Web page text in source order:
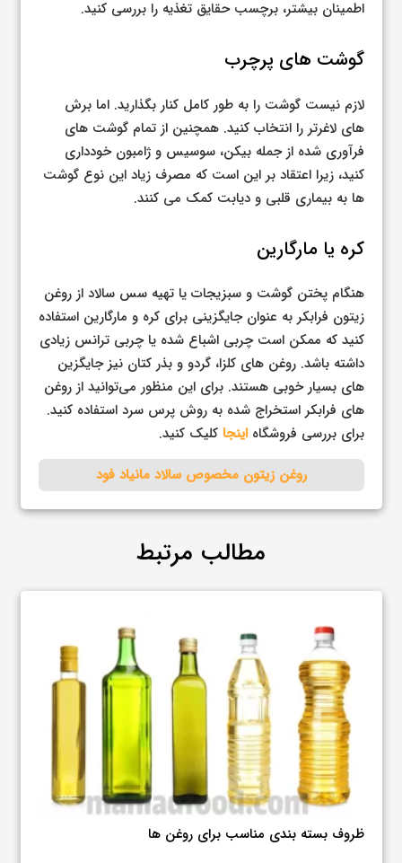
اطمینان بیشتر، برچسب حقایق تغذیه را بررسی کنید.
گوشت های پرچرب
لازم نیست گوشت را به طور کامل کنار بگذارید. اما برش
های لاغرتر را انتخاب کنید. همچنین از تمام گوشت های
فرآوری شده از جمله بیکن، سوسیس و ژامبون خودداری
کنید، زیرا اعتقاد بر این است که مصرف زیاد این نوع گوشت
ها به بیماری قلبی و دیابت کمک می کنند.
کره یا مارگارین
هنگام پختن گوشت و سبزیجات یا تهیه سس سالاد از روغن
زیتون فرابکر به عنوان جایگزینی برای کره و مارگارین استفاده
کنید که ممکن است چربی اشباع شده یا چربی ترانس زیادی
داشته باشد. روغن های کلزا، گردو و بذر کتان نیز جایگزین
های بسیار خوبی هستند. برای این منظور می‌توانید از روغن
های فرابکر استخراج شده به روش پرس سرد استفاده کنید.
برای بررسی فروشگاهاینجا کلیک کنید.
روغن زیتون مخصوص سالاد مانیاد فود
مطالب مرتبط
مقدمه‌ای بر تاثیر استفاده از روغن‌های خوب بر روی قلب